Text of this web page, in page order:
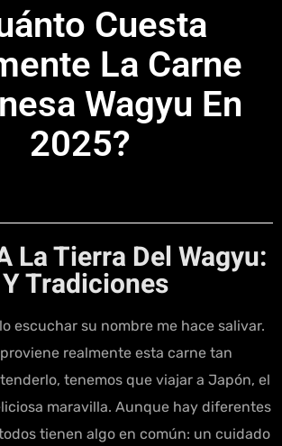
Cuesta
La Carne
Wagyu En
2025?
La Tierra Del Wagyu:
Tradiciones
escuchar su nombre me hace salivar.
realmente esta carne tan
tenemos que viajar a Japón, el
maravilla. Aunque hay diferentes
tienen algo en común: un cuidado